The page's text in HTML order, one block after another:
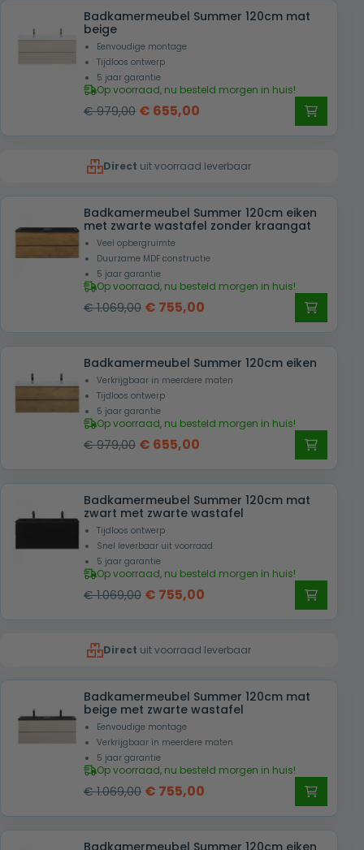
Badkamermeubel Summer 120cm mat
beige
Eenvoudige montage
Tijdloos ontwerp
5 jaar garantie
Op voorraad, nu besteld morgen in huis!
€979,00 Oorspronkelijke
€ 979,00.
€ 655,00
€ 655,00.
Direct uit voorraad leverbaar
Badkamermeubel Summer 120cm eiken
met zwarte wastafel zonder kraangat
Veel opbergruimte
Duurzame MDF constructie
5 jaar garantie
Op voorraad, nu besteld morgen in huis!
€1.069,00 Oorspronkelijke
was:
€ 1.069,00.
€ 755,00
is:
€ 755,00.
Badkamermeubel Summer 120cm eiken
Verkrijgbaar in meerdere maten
Tijdloos ontwerp
5 jaar garantie
Op voorraad, nu besteld morgen in huis!
€979,00 Oorspronkelijke
was:
€ 979,00.
€ 655,00
is:
€ 655,00.
Badkamermeubel Summer 120cm mat
zwart met zwarte wastafel
Tijdloos ontwerp
Snel leverbaar uit voorraad
5 jaar garantie
Op voorraad, nu besteld morgen in huis!
€1.069,00 Oorspronkelijke
€ 1.069,00.
€ 755,00
€ 755,00.
Direct uit voorraad leverbaar
Badkamermeubel Summer 120cm mat
beige met zwarte wastafel
Eenvoudige montage
Verkrijgbaar in meerdere maten
5 jaar garantie
Op voorraad, nu besteld morgen in huis!
€1.069,00 Oorspronkelijke
was:
€ 755,00
is:
Badkamermeubel Summer 120cm eiken